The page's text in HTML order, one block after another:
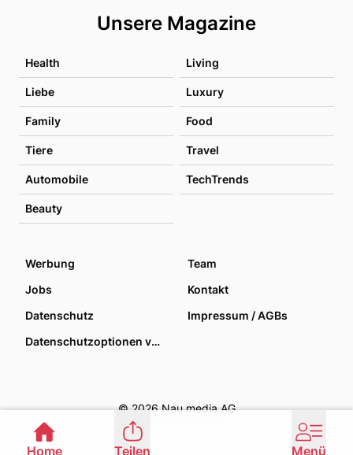
Unsere Magazine
Health Living
Liebe Luxury
Family Food
Tiere Travel
Automobile TechTrends
Beauty
Werbung
Team
Jobs
Kontakt
Datenschutz
Impressum / AGBs
Datenschutzoptionen verwalten
© 2026 Nau media AG
Home Teilen Menü